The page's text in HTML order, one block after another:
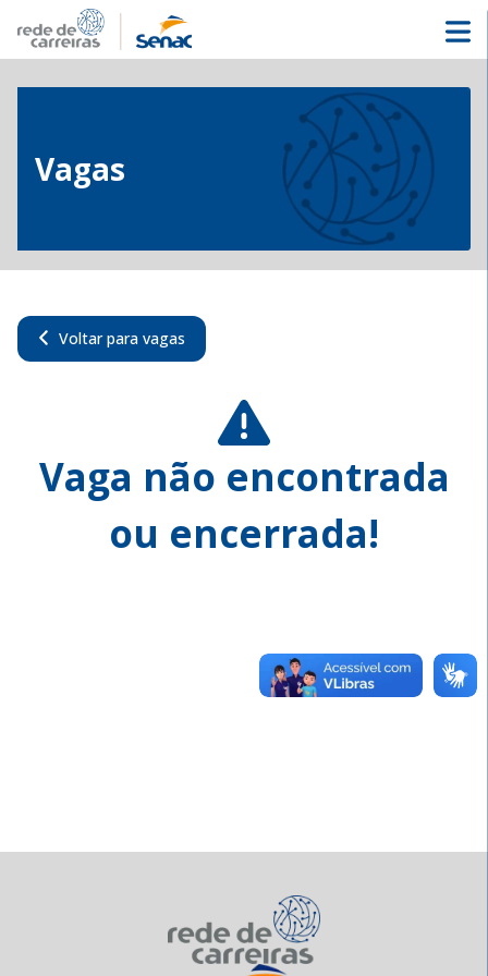
Vagas
Voltar para vagas
Vaga não encontrada
ou encerrada!